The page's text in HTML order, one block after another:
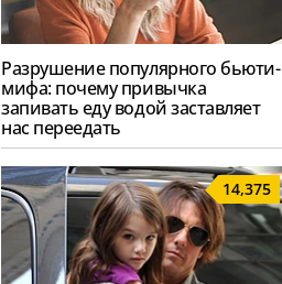
Разрушение популярного бьюти-
мифа: почему привычка
запивать еду водой заставляет
нас переедать
14,375